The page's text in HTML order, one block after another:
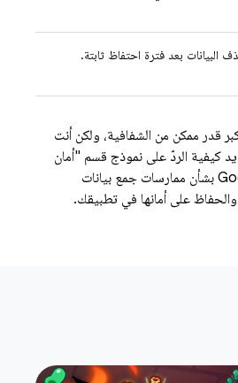
البيانات بعد فترة احتفاظ ثابتة.
قدر ممكن من الشفافية، ولكن أنت
كيفية الردّ على نموذج قسم "أمان
البيانات" في Google Play بشأن ممارسات جمع بيانات
على أمانها في تطبيقك.